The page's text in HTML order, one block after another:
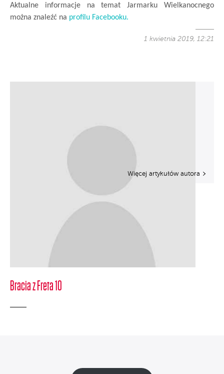
Aktualne informacje na temat Jarmarku Wielkanocnego
można znaleźć na profilu Facebooku.
1 kwietnia 2019, 12:21
Bracia z Freta 10
Więcej artykułów autora